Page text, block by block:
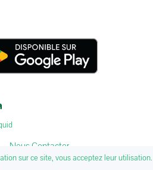
Nous Contacter
sur ce site, vous acceptez leur utilisation.